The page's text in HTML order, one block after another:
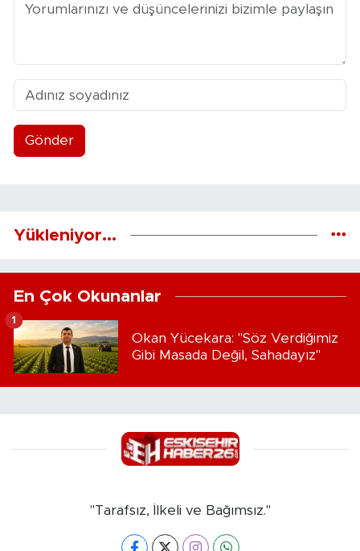
Gönder
Yükleniyor...
En Çok Okunanlar
Okan Yücekara: "Söz Verdiğimiz
Gibi Masada Değil, Sahadayız"
1
"Tarafsız, İlkeli ve Bağımsız."